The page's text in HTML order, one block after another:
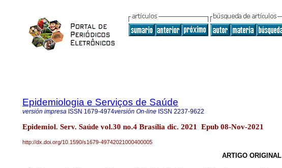
Epidemiologia e Serviços de Saúde
versión impresa ISSN 1679-4974versión On-line ISSN 2237-9622
Epidemiol. Serv. Saúde vol.30 no.4 Brasília dic. 2021 Epub 08-Nov-2021
http://dx.doi.org/10.1590/s1679-49742021000400005
ARTIGO ORIGINAL